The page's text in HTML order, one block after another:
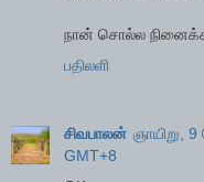
நான் சொல்ல
பதிலளி
சிவபாலன் ஞாயிறு,
GMT+8